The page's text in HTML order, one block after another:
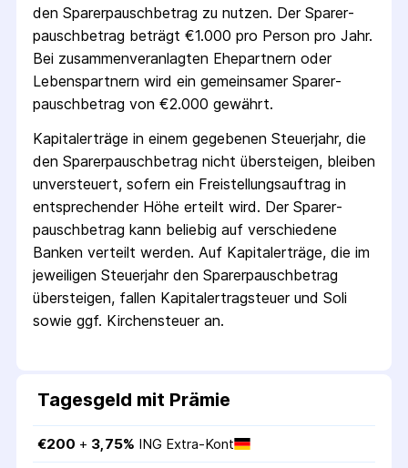
den Sparer­pausch­betrag zu nutzen. Der Sparer­
pausch­betrag beträgt €1.000 pro Person pro Jahr.
Bei zusammenveranlagten Ehepartnern oder
Lebenspartnern wird ein gemeinsamer Sparer­
pausch­betrag von €2.000 gewährt.
Kapitalerträge in einem gegebenen Steuerjahr, die
den Sparer­pausch­betrag nicht übersteigen, bleiben
unversteuert, sofern ein Freistellungs­auftrag in
entsprechender Höhe erteilt wird. Der Sparer­
pausch­betrag kann beliebig auf verschiedene
Banken verteilt werden. Auf Kapitalerträge, die im
jeweiligen Steuerjahr den Sparer­pausch­betrag
übersteigen, fallen Kapital­ertrag­steuer und Soli
sowie ggf. Kirchensteuer an.
Tagesgeld mit Prämie
€200 + 3,75% ING Extra-Kont